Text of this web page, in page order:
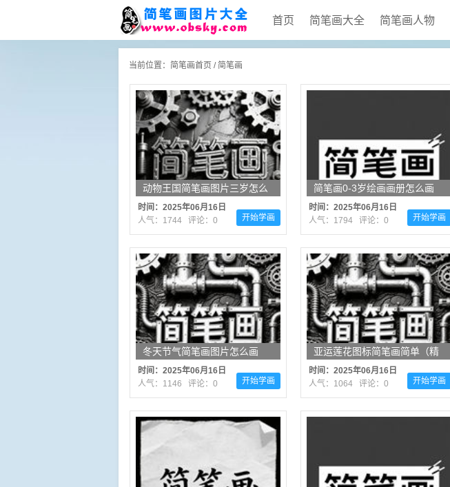
首页 简笔画大全 简笔画人物
当前位置： 简笔画首页 / 简笔画
动物王国简笔画图片三岁怎么
画（推荐16张）
时间：2025年06月16日
人气：1744 评论：0
开始学画
简笔画0-3岁绘画画册怎么画
（精选16张）
时间：2025年06月16日
人气：1794 评论：0
开始学画
冬天节气简笔画图片怎么画
（推荐16张）
时间：2025年06月16日
人气：1146 评论：0
开始学画
亚运莲花图标简笔画简单（精
选12张）
时间：2025年06月16日
人气：1064 评论：0
开始学画